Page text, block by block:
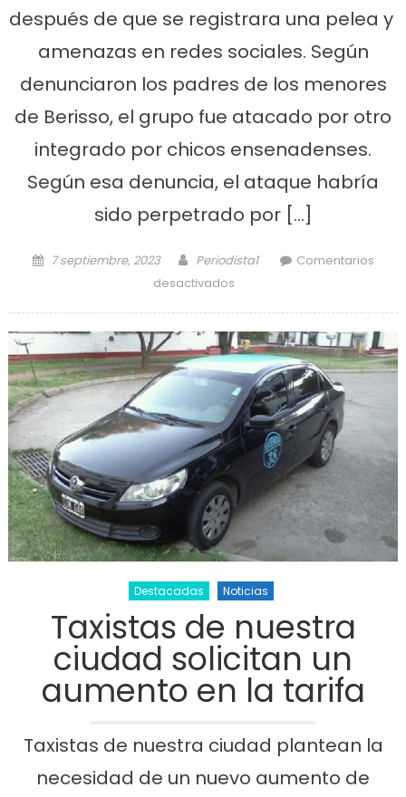
después de que se registrara una pelea y
amenazas en redes sociales. Según
denunciaron los padres de los menores
de Berisso, el grupo fue atacado por otro
integrado por chicos ensenadenses.
Según esa denuncia, el ataque habría
sido perpetrado por […]
Posted on
7 septiembre, 2023 Author
Periodista1
Comentarios
desactivados
Destacadas Noticias
Taxistas de nuestra
ciudad solicitan un
aumento en la tarifa
Taxistas de nuestra ciudad plantean la
necesidad de un nuevo aumento de